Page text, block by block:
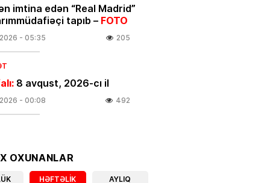
imtina edən “Real Madrid”
tapıb – FOTO
- 05:35 205
8 avqust, 2026-cı il
- 00:08 492
azərbaycanlı tələbə
OXUNANLAR
HƏFTƏLIK AYLIQ